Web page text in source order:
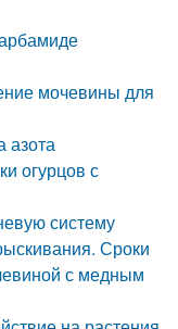
мочевины для
азота
огурцов с
систему
Сроки
с медным